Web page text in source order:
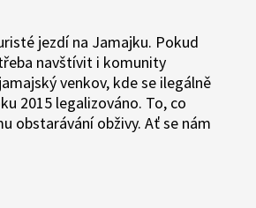
jezdí na Jamajku. Pokud
navštívit i komunity
venkov, kde se ilegálně
2015 legalizováno. To, co
obstarávání obživy. Ať se nám